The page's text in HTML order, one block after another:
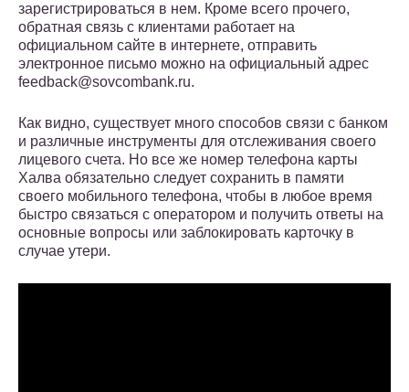
зарегистрироваться в нем. Кроме всего прочего,
обратная связь с клиентами работает на
официальном сайте в интернете, отправить
электронное письмо можно на официальный адрес
feedback@sovcombank.ru.
Как видно, существует много способов связи с банком
и различные инструменты для отслеживания своего
лицевого счета. Но все же номер телефона карты
Халва обязательно следует сохранить в памяти
своего мобильного телефона, чтобы в любое время
быстро связаться с оператором и получить ответы на
основные вопросы или заблокировать карточку в
случае утери.